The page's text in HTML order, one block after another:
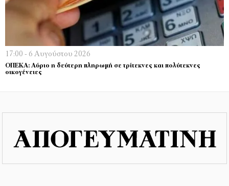
17:00 - 6 Αυγούστου 2026
ΟΠΕΚΑ: Αύριο η δεύτερη πληρωμή σε τρίτεκνες και πολύτεκνες
οικογένειες